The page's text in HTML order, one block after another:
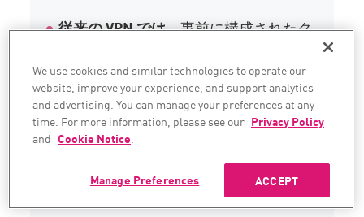
従来の VPN では、事前に構成されたク
が必要です。
クライアントレス SSL VPNソリューシ
ョンを使用すると、ユーザーはソフト
内のビジネス ネットワークにアクセス
We use cookies and similar technologies to operate our
website, improve your experience, and support analytics
and advertising. You can manage your preferences at any
time. For more information, please see our Privacy Policy
and Cookie Notice.
ACCEPT
Manage Preferences